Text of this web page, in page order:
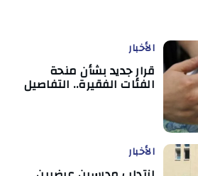
الأخبار
قرار جديد بشأن منحة
الفئات الفقيرة.. التفاصيل
الأخبار